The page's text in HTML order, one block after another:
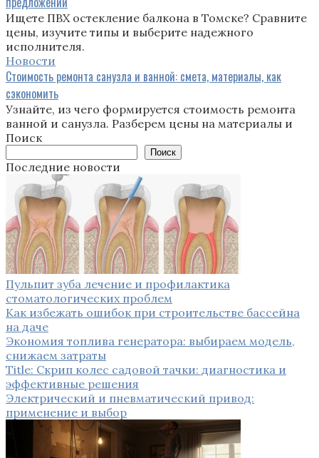
Ищете ПВХ остекление балкона в Томске? Сравните
цены, изучите типы и выберите надежного
исполнителя.
Новости
Стоимость ремонта санузла и ванной: смета, материалы, как
сэкономить
Узнайте, из чего формируется стоимость ремонта
ванной и санузла. Разберем цены на материалы и
Поиск
Поиск
Последние новости
Пульпит зуба лечение и профилактика
стоматологических проблем
Как избежать ошибок при строительстве бассейна
на даче
Экономия топлива генератора: выбираем модель,
снижаем затраты
Title: Скрип колес садовой тачки: диагностика и
эффективные решения
Электрический и пневматический привод:
применение и выбор